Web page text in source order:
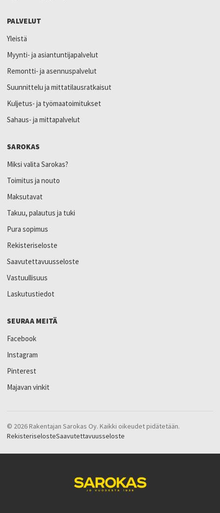
PALVELUT
Yleistä
Myynti- ja asiantuntijapalvelut
Remontti- ja asennuspalvelut
Suunnittelu ja mittatilausratkaisut
Kuljetus- ja työmaatoimitukset
Sahaus- ja mittapalvelut
SAROKAS
Miksi valita Sarokas?
Toimitus ja nouto
Maksutavat
Takuu, palautus ja tuki
Pura sopimus
Rekisteriseloste
Saavutettavuusseloste
Vastuullisuus
Laskutustiedot
SEURAA MEITÄ
Facebook
Instagram
Pinterest
Majavan vinkit
© 2026 Rakentajan Sarokas Oy. Kaikki oikeudet pidätetään.
RekisteriselosteSaavutettavuusseloste